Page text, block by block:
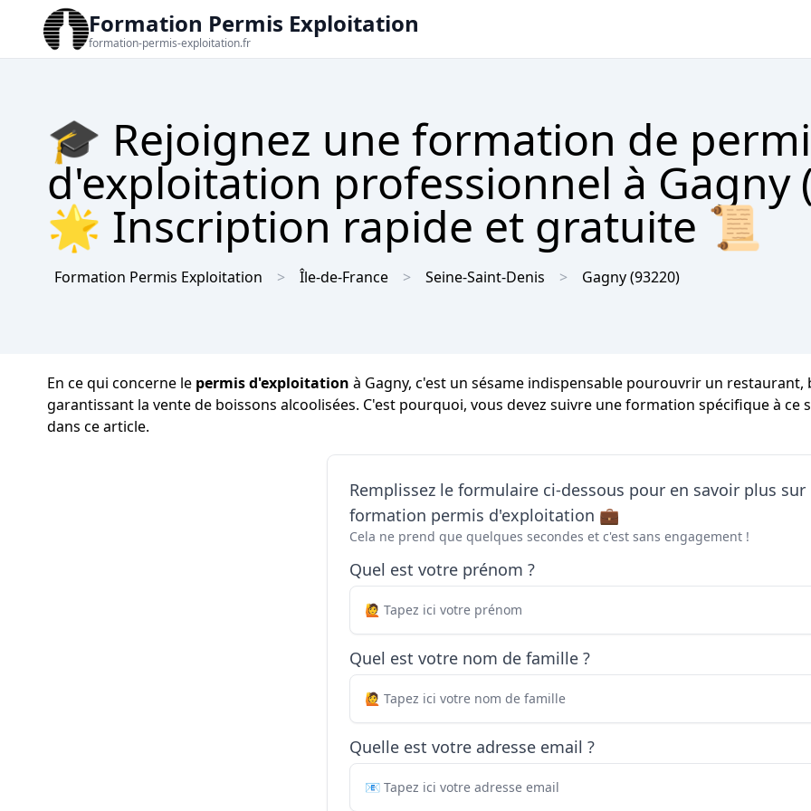
Formation Permis Exploitation
formation-permis-exploitation.fr
🎓 Rejoignez une formation de
d'exploitation professionnel à Gagny
🌟 Inscription rapide et gratuite 📜
Formation Permis Exploitation Île-de-France Seine-Saint-Denis Gagny(93220)
En ce qui concerne le permis d'exploitation à Gagny, c'est un sésame indispensable pourouvrir un
garantissant la vente de boissons alcoolisées. C'est pourquoi, vous devez suivre une formation spécifique à
dans ce article.
Remplissez le formulaire ci-dessous pour en savoir plus sur
formation permis d'exploitation 💼
Cela ne prend que quelques secondes et c'est sans engagement !
Quel est votre prénom ?
Quel est votre nom de famille ?
Quelle est votre adresse email ?